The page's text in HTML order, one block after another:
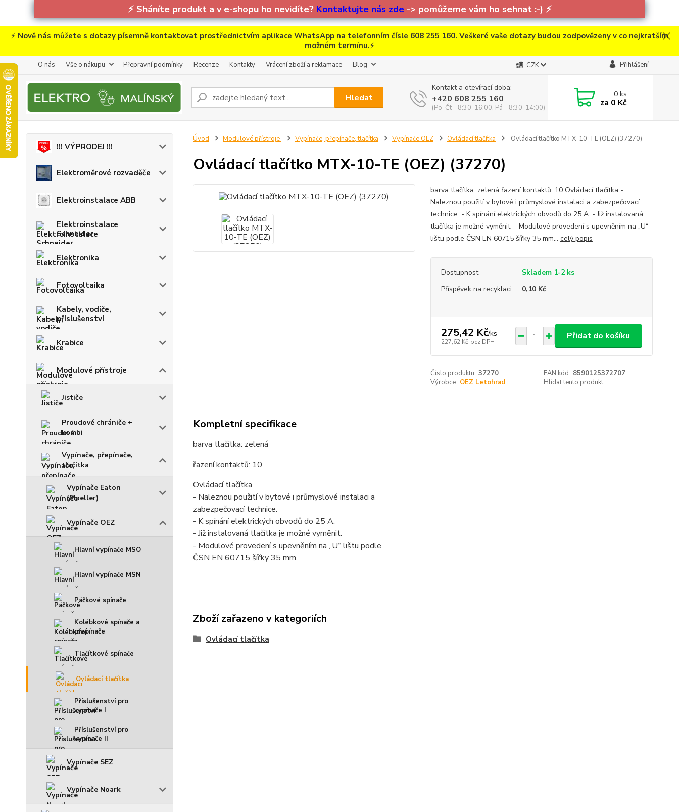
⚡ Sháníte produkt a v e-shopu ho nevidíte? Kontaktujte nás zde-> pomůžeme vám ho sehnat :-) ⚡
⚡ Nově nás můžete s dotazy písemně kontaktovat prostřednictvím aplikace WhatsApp na telefonním čísle 608 255 160. Veškeré vaše dotazy budou zodpovězeny v co nejkratším
možném termínu.⚡
O nás Vše o nákupu Přepravní podmínky Recenze Kontakty Vrácení zboží a reklamace Blog CZK Přihlášení
Hledat
Kontakt a otevírací doba:
+420 608 255 160
(Po-Čt - 8:30-16:00, Pá - 8:30-14:00)
0ks
za 0 Kč
!!! VÝPRODEJ !!!
Elektroměrové rozvaděče
Elektroinstalace ABB
Elektroinstalace
Schneider
Elektronika
Fotovoltaika
Kabely, vodiče,
příslušenství
Krabice
Modulové přístroje
Jističe
Proudové chrániče +
kombi
Vypínače, přepínače,
tlačítka
Vypínače Eaton
(Moeller)
Vypínače OEZ
Hlavní vypínače MSO
Hlavní vypínače MSN
Páčkové spínače
Kolébkové spínače a
přepínače
Tlačítkové spínače
Ovládací tlačítka
Příslušenství pro
vypínače I
Příslušenství pro
vypínače II
Vypínače SEZ
Vypínače Noark
Úvod Modulové přístroje Vypínače, přepínače, tlačítka Vypínače OEZ Ovládací tlačítka Ovládací tlačítko MTX-10-TE (OEZ) (37270)
Ovládací tlačítko MTX-10-TE (OEZ) (37270)
barva tlačítka: zelená řazení kontaktů: 10 Ovládací tlačítka -
Naleznou použití v bytové i průmyslové instalaci a zabezpečovací
technice. - K spínání elektrických obvodů do 25 A. - Již instalovaná
tlačítka je možné vyměnit. - Modulové provedení s upevněním na „U“
lištu podle ČSN EN 60715 šířky 35 mm... celý popis
Dostupnost
Skladem 1-2 ks
Příspěvek na recyklaci
0,10 Kč
275,42 Kč/ks
227,62 Kč bez DPH
Přidat do košíku
Číslo produktu: 37270 EAN kód: 8590125372707
Výrobce: OEZ Letohrad Hlídat tento produkt
Kompletní specifikace
barva tlačítka: zelená
řazení kontaktů: 10
Ovládací tlačítka
- Naleznou použití v bytové i průmyslové instalaci a
zabezpečovací technice.
- K spínání elektrických obvodů do 25 A.
- Již instalovaná tlačítka je možné vyměnit.
- Modulové provedení s upevněním na „U“ lištu podle
ČSN EN 60715 šířky 35 mm.
Zboží zařazeno v kategoriích
Ovládací tlačítka